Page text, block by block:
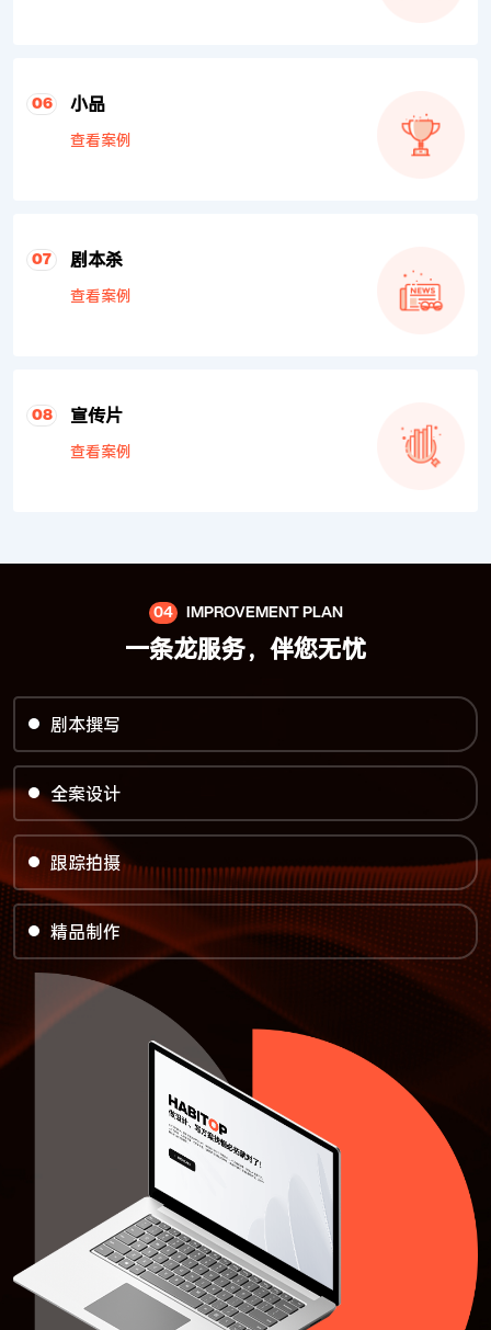
06 小品
查看案例
07 剧本杀
查看案例
08 宣传片
查看案例
04 IMPROVEMENT PLAN
一条龙服务，伴您无忧
剧本撰写
全案设计
跟踪拍摄
精品制作